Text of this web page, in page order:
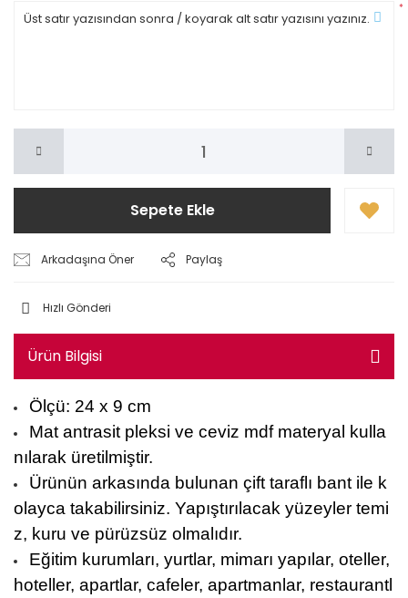
*
Sepete Ekle
Arkadaşına Öner Paylaş
Hızlı Gönderi
Ürün Bilgisi
Ölçü: 24 x 9 cm
Mat antrasit pleksi ve ceviz mdf materyal kulla
nılarak üretilmiştir.
Ürünün arkasında bulunan çift taraflı bant ile k
olayca takabilirsiniz. Yapıştırılacak yüzeyler temi
z, kuru ve pürüzsüz olmalıdır.
Eğitim kurumları, yurtlar, mimarı yapılar, oteller,
hoteller, apartlar, cafeler, apartmanlar, restaurantl